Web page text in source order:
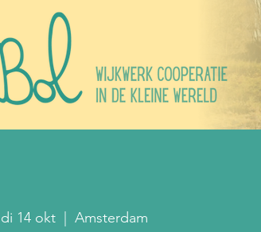
di 14 okt
  |
Amsterdam